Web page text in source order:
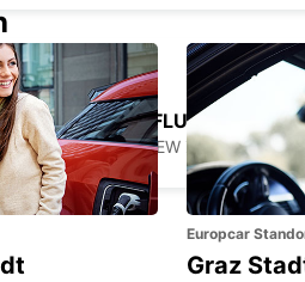
QUEENSTOWN FLUGHAFEN
QUEENSTOWN - NEW ZEALAND
Europcar
Graz